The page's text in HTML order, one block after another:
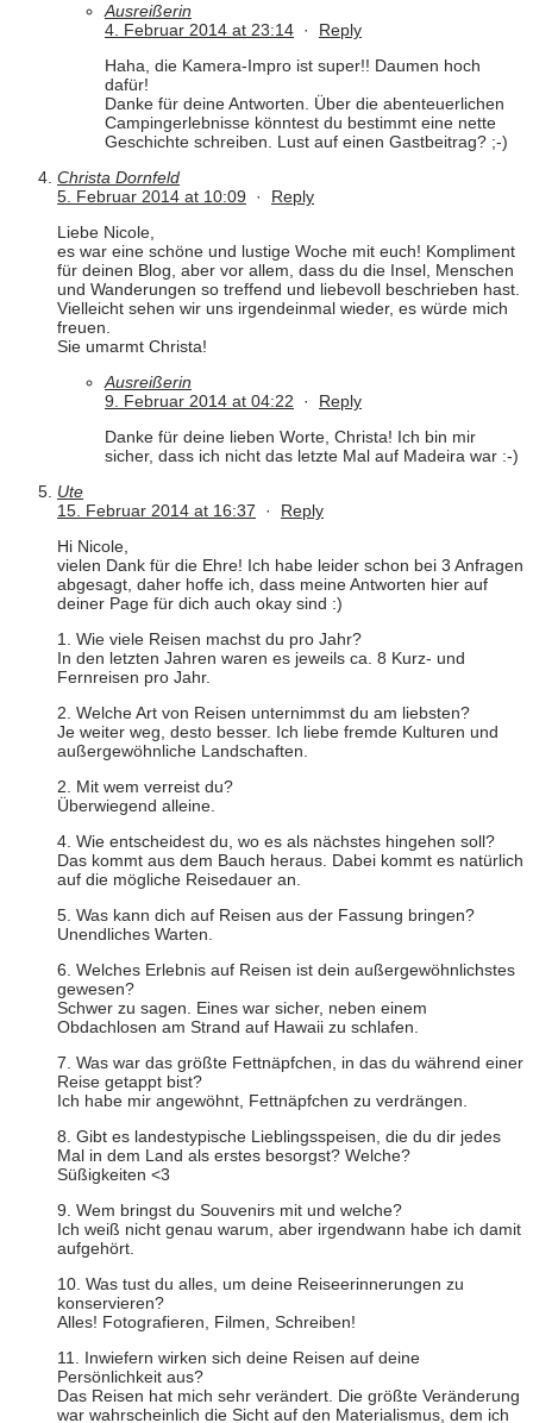
Ausreißerin
4. Februar 2014 at 23:14 · Reply
Haha, die Kamera-Impro ist super!! Daumen hoch
dafür!
Danke für deine Antworten. Über die abenteuerlichen
Campingerlebnisse könntest du bestimmt eine nette
Geschichte schreiben. Lust auf einen Gastbeitrag? ;-)
Christa Dornfeld
5. Februar 2014 at 10:09 · Reply
Liebe Nicole,
es war eine schöne und lustige Woche mit euch! Kompliment
für deinen Blog, aber vor allem, dass du die Insel, Menschen
und Wanderungen so treffend und liebevoll beschrieben hast.
Vielleicht sehen wir uns irgendeinmal wieder, es würde mich
freuen.
Sie umarmt Christa!
Ausreißerin
9. Februar 2014 at 04:22 · Reply
Danke für deine lieben Worte, Christa! Ich bin mir
sicher, dass ich nicht das letzte Mal auf Madeira war :-)
Ute
15. Februar 2014 at 16:37 · Reply
Hi Nicole,
vielen Dank für die Ehre! Ich habe leider schon bei 3 Anfragen
abgesagt, daher hoffe ich, dass meine Antworten hier auf
deiner Page für dich auch okay sind :)
1. Wie viele Reisen machst du pro Jahr?
In den letzten Jahren waren es jeweils ca. 8 Kurz- und
Fernreisen pro Jahr.
2. Welche Art von Reisen unternimmst du am liebsten?
Je weiter weg, desto besser. Ich liebe fremde Kulturen und
außergewöhnliche Landschaften.
2. Mit wem verreist du?
Überwiegend alleine.
4. Wie entscheidest du, wo es als nächstes hingehen soll?
Das kommt aus dem Bauch heraus. Dabei kommt es natürlich
auf die mögliche Reisedauer an.
5. Was kann dich auf Reisen aus der Fassung bringen?
Unendliches Warten.
6. Welches Erlebnis auf Reisen ist dein außergewöhnlichstes
gewesen?
Schwer zu sagen. Eines war sicher, neben einem
Obdachlosen am Strand auf Hawaii zu schlafen.
7. Was war das größte Fettnäpfchen, in das du während einer
Reise getappt bist?
Ich habe mir angewöhnt, Fettnäpfchen zu verdrängen.
8. Gibt es landestypische Lieblingsspeisen, die du dir jedes
Mal in dem Land als erstes besorgst? Welche?
Süßigkeiten <3
9. Wem bringst du Souvenirs mit und welche?
Ich weiß nicht genau warum, aber irgendwann habe ich damit
aufgehört.
10. Was tust du alles, um deine Reiseerinnerungen zu
konservieren?
Alles! Fotografieren, Filmen, Schreiben!
11. Inwiefern wirken sich deine Reisen auf deine
Persönlichkeit aus?
Das Reisen hat mich sehr verändert. Die größte Veränderung
war wahrscheinlich die Sicht auf den Materialismus, dem ich